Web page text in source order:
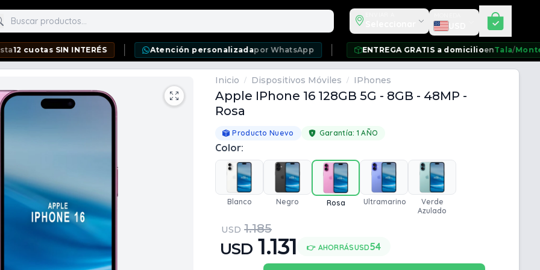
productos Seleccionar moneda
USD
SIN INTERÉS Atención personalizadapor WhatsApp ENTREGA GRATIS a domicilioen Tala/Montevideo/
Inicio / Dispositivos Móviles / IPhones
Apple IPhone 16 128GB 5G - 8GB - 48MP -
Rosa
Producto Nuevo Garantía: 1 AÑO
Color:
Blanco Negro Rosa Ultramarino
Verde
Azulado
USD 1.185
USD 1.131 👉 AHORRÁSUSD54